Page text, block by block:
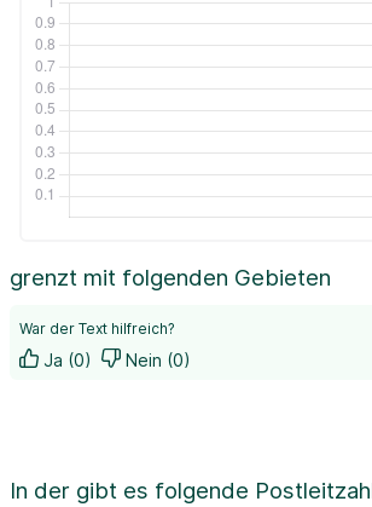
grenzt mit folgenden Gebieten
War der Text hilfreich?
Ja (0) Nein (0)
In der gibt es folgende